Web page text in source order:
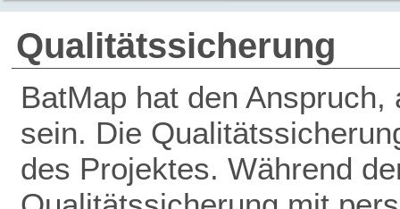
Qualitätssicherung
BatMap hat den
sein. Die
des Projektes. Während